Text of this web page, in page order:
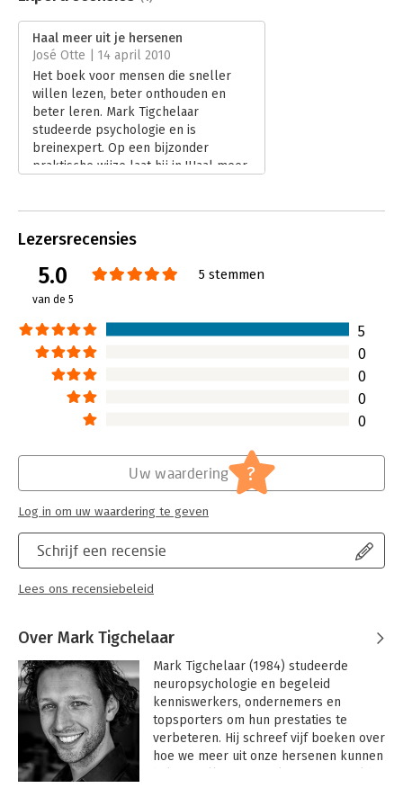
Verschijningsdatum:
Hoofdrubriek: Persoonlijke effectiviteit
Haal meer uit je hersenen
José Otte | 14 april 2010
Het boek voor mensen die sneller
willen lezen, beter onthouden en
beter leren. Mark Tigchelaar
studeerde psychologie en is
breinexpert. Op een bijzonder
praktische wijze laat hij in 'Haal meer
Lees verder
Lezersrecensies
5.0
van de 5
5 stemmen
5
0
0
0
0
Schrijf een recensie
Lees ons recensiebeleid
Uw waardering ?
Log in om uw waardering te geven
Over Mark Tigchelaar
Mark Tigchelaar (1984) studeerde
neuropsychologie en begeleid
kenniswerkers, ondernemers en
topsporters om hun prestaties te
verbeteren. Hij schreef vijf boeken over
hoe we meer uit onze hersenen kunnen